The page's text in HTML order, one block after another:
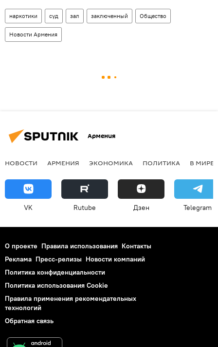
наркотики суд зал заключенный Общество
Новости Армения
Армения
НОВОСТИ АРМЕНИЯ ЭКОНОМИКА ПОЛИТИКА В МИРЕ
VK Rutube Дзен Telegram
О проекте Правила использования Контакты
Реклама Пресс-релизы Новости компаний
Политика конфиденциальности
Политика использования Cookie
Правила применения рекомендательных
технологий
Обратная связь